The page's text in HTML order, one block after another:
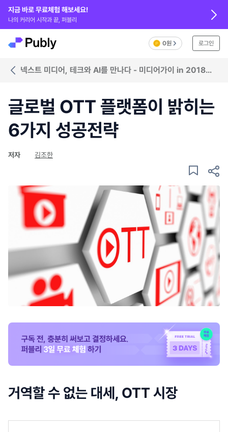
지금 바로 무료체험 해보세요!
나의 커리어 시작과 끝, 퍼블리
0원 로그인
넥스트 미디어, 테크와 AI를 만나다 - 미디어가이 in 2018
글로벌 OTT 플랫폼이 밝히는
6가지 성공전략
저자 김조한
거역할 수 없는 대세, OTT 시장